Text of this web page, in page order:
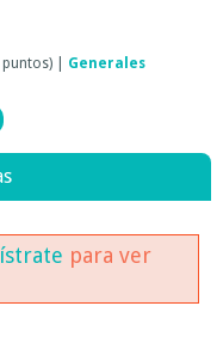
puntos)
Generales
para ver